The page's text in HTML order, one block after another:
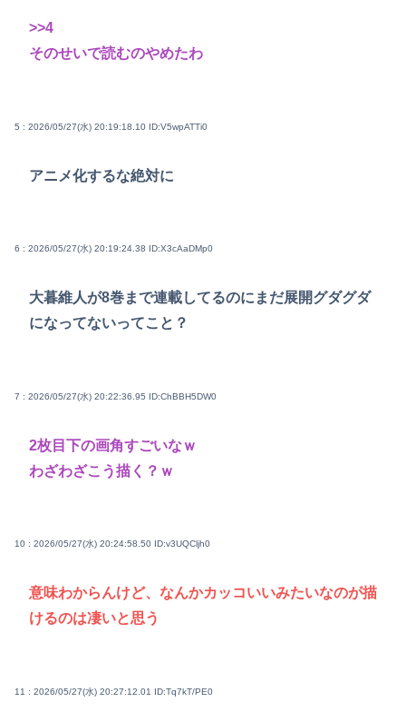
>>4
そのせいで読むのやめたわ
5 : 2026/05/27(水) 20:19:18.10 ID:V5wpATTi0
アニメ化するな絶対に
6 : 2026/05/27(水) 20:19:24.38 ID:X3cAaDMp0
大暮維人が8巻まで連載してるのにまだ展開グダグダ
になってないってこと？
7 : 2026/05/27(水) 20:22:36.95 ID:ChBBH5DW0
2枚目下の画角すごいなｗ
わざわざこう描く？ｗ
10 : 2026/05/27(水) 20:24:58.50 ID:v3UQCljh0
意味わからんけど、なんかカッコいいみたいなのが描
けるのは凄いと思う
11 : 2026/05/27(水) 20:27:12.01 ID:Tq7kT/PE0